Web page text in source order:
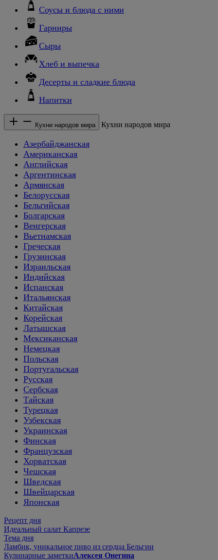
Соусы и блюда с ними
Гарниры
Сыры
Хлеб и выпечка
Десерты и сладкие блюда
Напитки
Кухни народов мира Кухни народов мира
Азербайджанская
Американская
Английская
Аргентинская
Армянская
Белорусская
Бельгийская
Болгарская
Венгерская
Вьетнамская
Греческая
Грузинская
Израильская
Индийская
Испанская
Итальянская
Китайская
Корейская
Латышская
Мексиканская
Немецкая
Польская
Португальская
Русская
Сербская
Тайская
Турецкая
Узбекская
Украинская
Финская
Французская
Хорватская
Чешская
Шведская
Швейцарская
Японская
Рецепт дня
Идеальный салат Капрезе
Тема дня
Ламбик, уникальное пиво из сердца Бельгии
Кулинарные заметкиАлексея Онегина